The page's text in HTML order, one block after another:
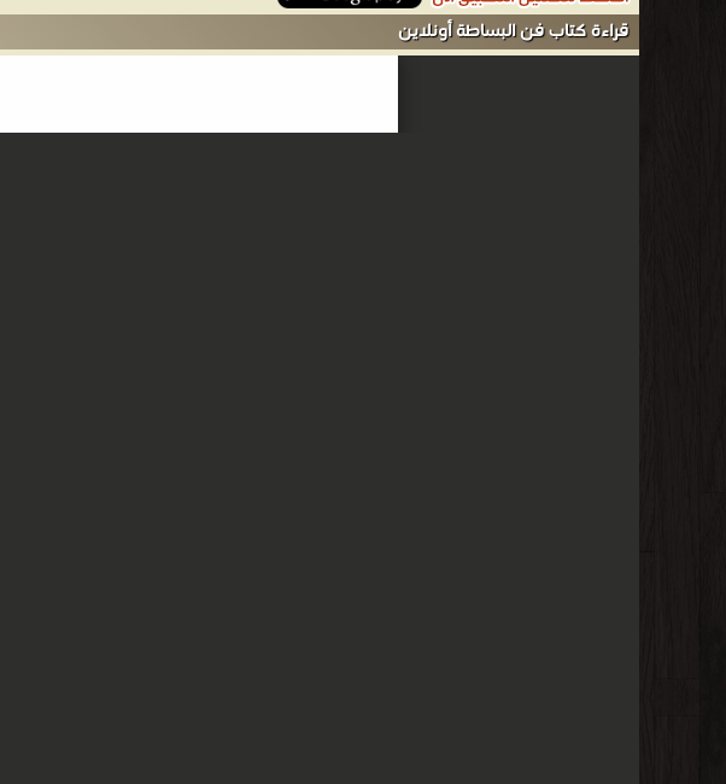
قراءة كتاب فن البساطة أونلاين